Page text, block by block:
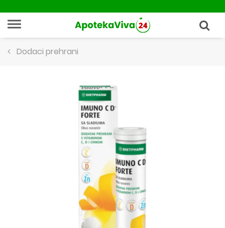
Dodaci prehrani